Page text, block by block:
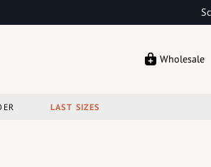
Wholesale
LAST SIZES